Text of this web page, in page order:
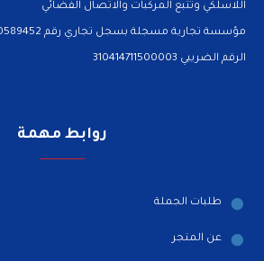
اللاسلكي وتتبع المركبات والاتصال الفضائي
مؤسسة تجارية مسجلة بسجل تجاري رقم 1010589452
الرقم الضريبي 310414711500003
روابط مهمة
طلبات الجملة
عن المتجر